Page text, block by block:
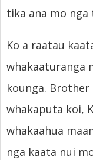
tika ana mo
Ko a raatau
whakaaturanga
kounga. Brother
whakaputa koi,
whakaahua
nga kaata nui